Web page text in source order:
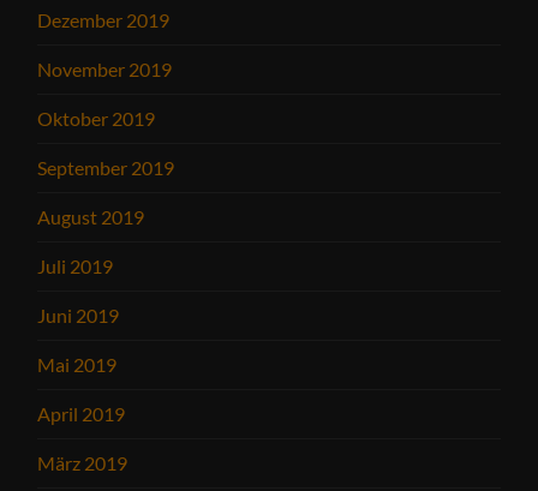
Dezember 2019
November 2019
Oktober 2019
September 2019
August 2019
Juli 2019
Juni 2019
Mai 2019
April 2019
März 2019